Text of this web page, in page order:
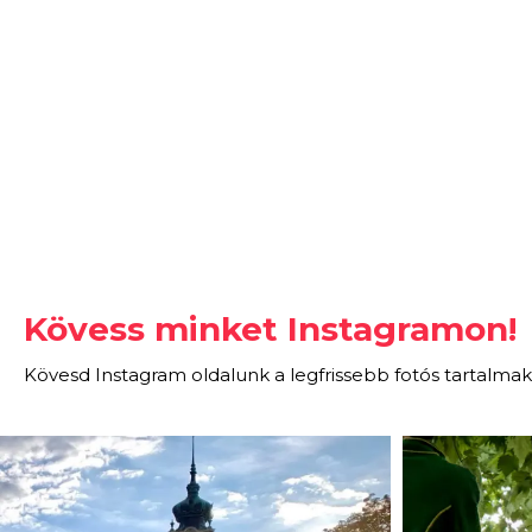
Kövess minket Instagramon!
Kövesd Instagram oldalunk a legfrissebb fotós